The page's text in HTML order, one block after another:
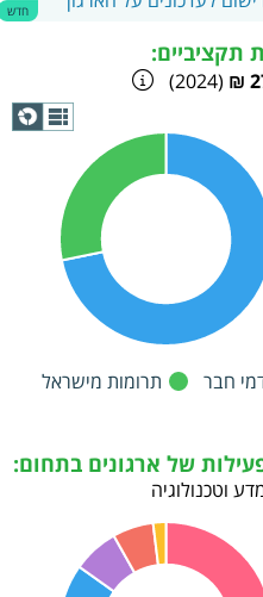
חדש
תקציביים:
(2024)
חבר תרומות מישראל
של ארגונים בתחום:
וטכנולוגיה